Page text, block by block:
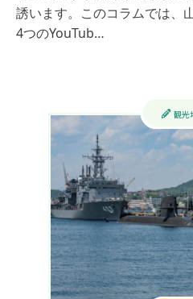
誘います。このコラムでは、
4つのYouTub…
観光